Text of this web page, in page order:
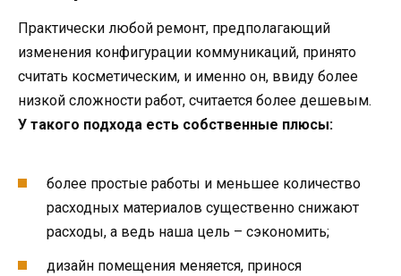
Практически любой ремонт, предполагающий
изменения конфигурации коммуникаций, принято
считать косметическим, и именно он, ввиду более
низкой сложности работ, считается более дешевым.
У такого подхода есть собственные плюсы:
более простые работы и меньшее количество
расходных материалов существенно снижают
расходы, а ведь наша цель – сэкономить;
дизайн помещения меняется, принося